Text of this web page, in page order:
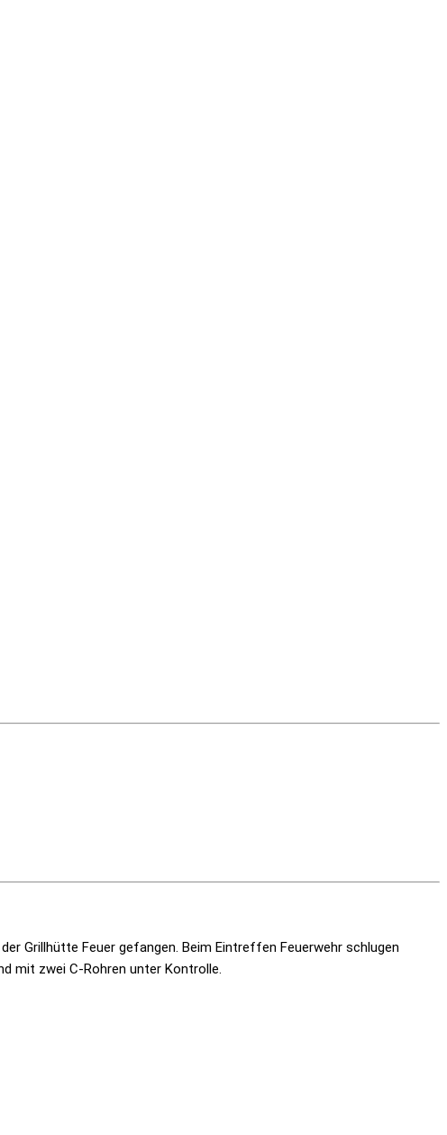
Grillhütte Feuer gefangen. Beim Eintreffen Feuerwehr schlugen
mit zwei C-Rohren unter Kontrolle.